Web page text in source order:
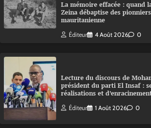
La mémoire effacée : quand
Zeina débaptise des
mauritanienne
Éditeur 4 Août 2026 0
Lecture du discours de
président du parti El Insaf :
réalisations et
Éditeur 1 Août 2026 0